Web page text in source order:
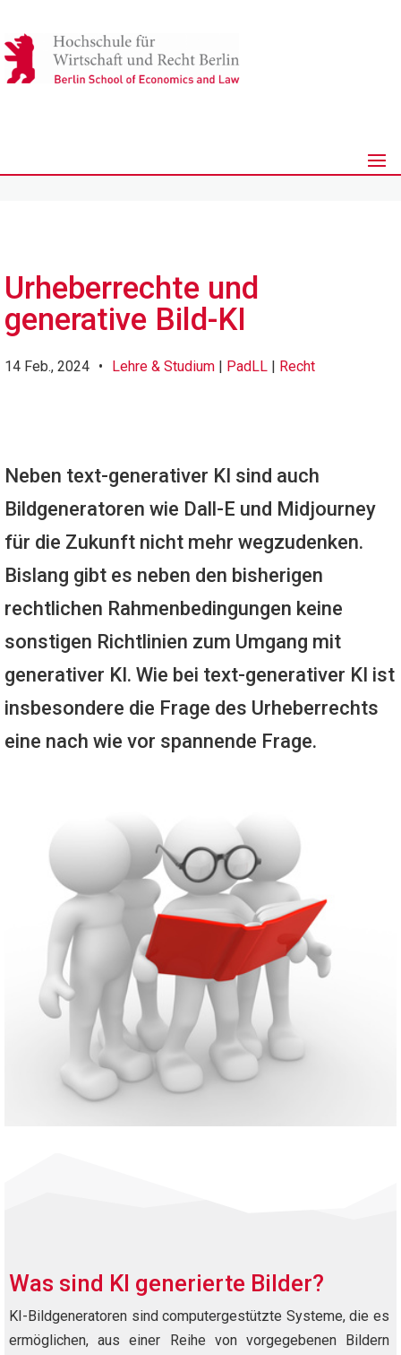
Urheberrechte und
generative Bild-KI
14 Feb., 2024 • Lehre & Studium | PadLL | Recht
Neben text-generativer KI sind auch
Bildgeneratoren wie Dall-E und Midjourney
für die Zukunft nicht mehr wegzudenken.
Bislang gibt es neben den bisherigen
rechtlichen Rahmenbedingungen keine
sonstigen Richtlinien zum Umgang mit
generativer KI. Wie bei text-generativer KI ist
insbesondere die Frage des Urheberrechts
eine nach wie vor spannende Frage.
Was sind KI generierte Bilder?
KI-Bildgeneratoren sind computergestützte Systeme, die es
ermöglichen, aus einer Reihe von vorgegebenen Bildern